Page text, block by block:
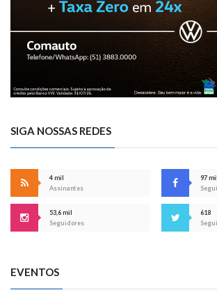
SIGA NOSSAS REDES
4 mil
Assinantes
97 mil
53,6 mil
Seguidores
618
EVENTOS